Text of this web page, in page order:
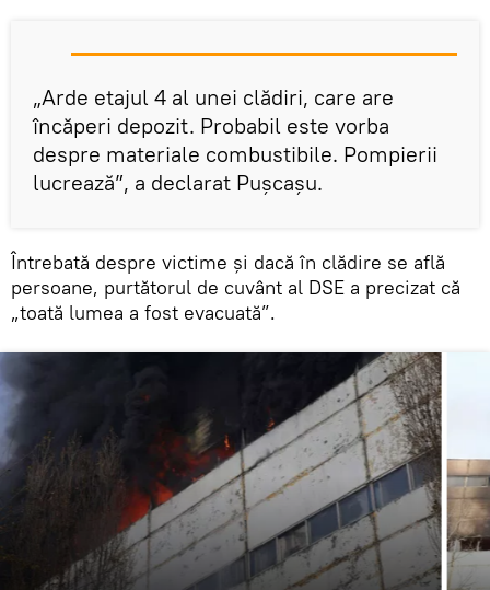
„Arde etajul 4 al unei clădiri, care are
încăperi depozit. Probabil este vorba
despre materiale combustibile. Pompierii
lucrează”, a declarat Puşcaşu.
Întrebată despre victime şi dacă în clădire se află
persoane, purtătorul de cuvânt al DSE a precizat că
„toată lumea a fost evacuată”.